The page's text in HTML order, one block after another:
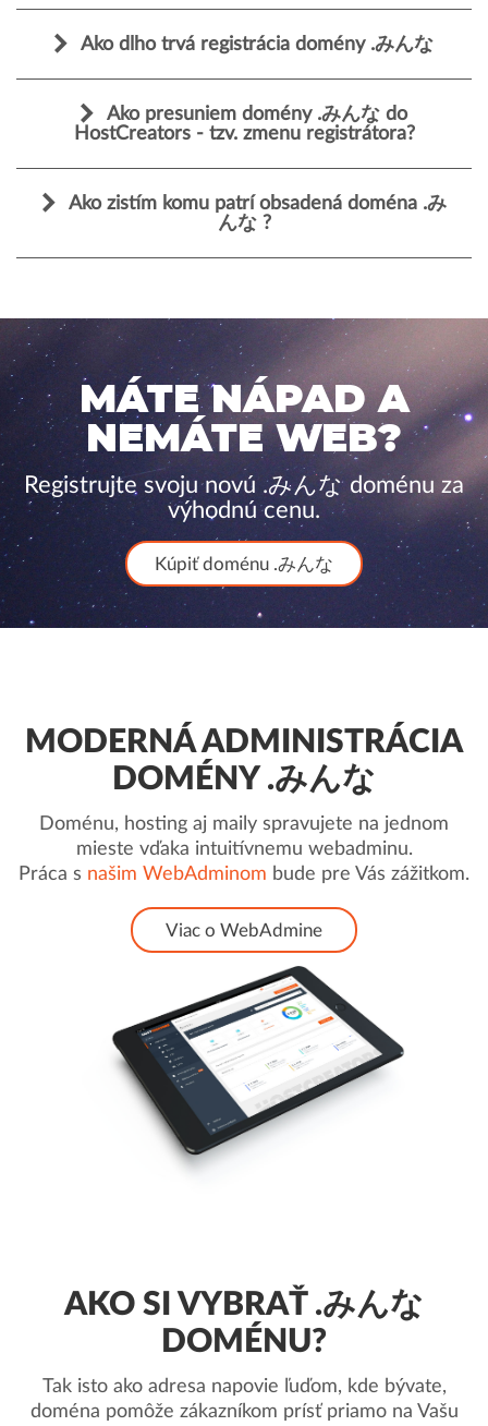
Ako dlho trvá registrácia domény .みんな
Ako presuniem domény .みんな do
HostCreators - tzv. zmenu registrátora?
Ako zistím komu patrí obsadená doména .み
んな ?
MÁTE NÁPAD A
NEMÁTE WEB?
Registrujte svoju novú .みんな doménu za
výhodnú cenu.
Kúpiť doménu .みんな
MODERNÁ ADMINISTRÁCIA
DOMÉNY .みんな
Doménu, hosting aj maily spravujete na jednom
mieste vďaka intuitívnemu webadminu.
Práca s našim WebAdminom bude pre Vás zážitkom.
Viac o WebAdmine
AKO SI VYBRAŤ .みんな
DOMÉNU?
Tak isto ako adresa napovie ľuďom, kde bývate,
doména pomôže zákazníkom prísť priamo na Vašu